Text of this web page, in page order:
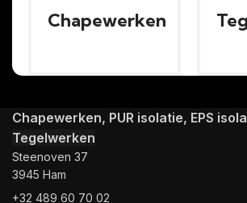
Chapewerken
Chapewerken, PUR isolatie, EPS
Tegelwerken
Steenoven 37
3945 Ham
+32 489 60 70 02